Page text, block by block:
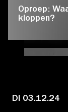
Over
Nieuws
Oproep:
kloppen?
DI 03.12.24